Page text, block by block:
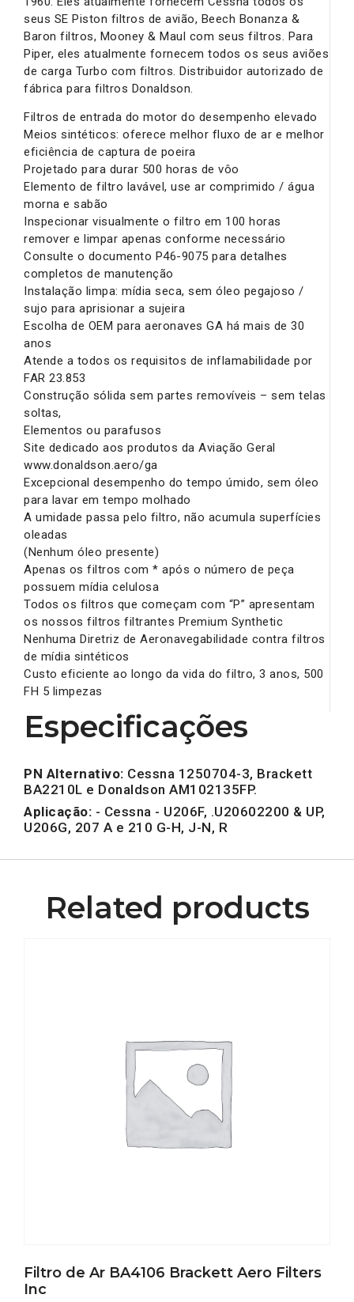
seus SE Piston filtros de avião, Beech Bonanza &
Baron filtros, Mooney & Maul com seus filtros. Para
Piper, eles atualmente fornecem todos os seus aviões
de carga Turbo com filtros. Distribuidor autorizado de
fábrica para filtros Donaldson.
Filtros de entrada do motor do desempenho elevado
Meios sintéticos: oferece melhor fluxo de ar e melhor
eficiência de captura de poeira
Projetado para durar 500 horas de vôo
Elemento de filtro lavável, use ar comprimido / água
morna e sabão
Inspecionar visualmente o filtro em 100 horas
remover e limpar apenas conforme necessário
Consulte o documento P46-9075 para detalhes
completos de manutenção
Instalação limpa: mídia seca, sem óleo pegajoso /
sujo para aprisionar a sujeira
Escolha de OEM para aeronaves GA há mais de 30
anos
Atende a todos os requisitos de inflamabilidade por
FAR 23.853
Construção sólida sem partes removíveis – sem telas
soltas,
Elementos ou parafusos
Site dedicado aos produtos da Aviação Geral
www.donaldson.aero/ga
Excepcional desempenho do tempo úmido, sem óleo
para lavar em tempo molhado
A umidade passa pelo filtro, não acumula superfícies
oleadas
(Nenhum óleo presente)
Apenas os filtros com * após o número de peça
possuem mídia celulosa
Todos os filtros que começam com “P” apresentam
os nossos filtros filtrantes Premium Synthetic
Nenhuma Diretriz de Aeronavegabilidade contra filtros
de mídia sintéticos
Custo eficiente ao longo da vida do filtro, 3 anos, 500
FH 5 limpezas
Especificações
PN Alternativo: Cessna 1250704-3, Brackett
BA2210L e Donaldson AM102135FP.
Aplicação: - Cessna - U206F, .U20602200 & UP,
U206G, 207 A e 210 G-H, J-N, R
Related products
Filtro de Ar BA4106 Brackett Aero Filters
Inc